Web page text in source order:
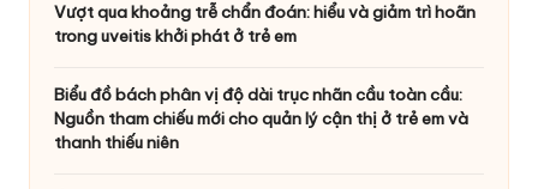
Vượt qua khoảng trễ chẩn đoán: hiểu và giảm trì hoãn
trong uveitis khởi phát ở trẻ em
Biểu đồ bách phân vị độ dài trục nhãn cầu toàn cầu:
Nguồn tham chiếu mới cho quản lý cận thị ở trẻ em và
thanh thiếu niên